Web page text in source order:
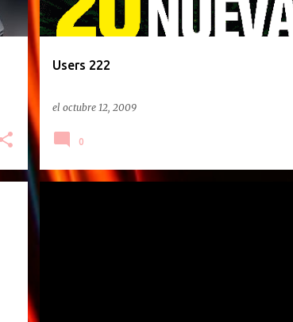
Users 222
el octubre 12, 2009
0